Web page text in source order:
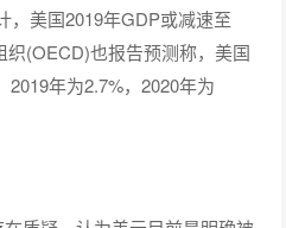
，美国2019年GDP或减速至
(OECD)也报告预测称，美国
2019年为2.7%，2020年为